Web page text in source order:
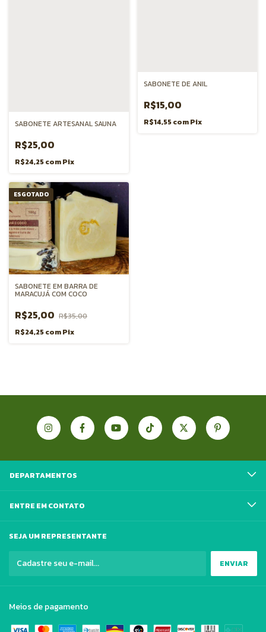
SABONETE ARTESANAL SAUNA
R$25,00
R$24,25comPix
SABONETE DE ANIL
R$15,00
R$14,55comPix
ESGOTADO
SABONETE EM BARRA DE
MARACUJÁ COM COCO
R$25,00 R$35,00
R$24,25comPix
DEPARTAMENTOS
ENTRE EM CONTATO
SEJA UM REPRESENTANTE
Meios de pagamento